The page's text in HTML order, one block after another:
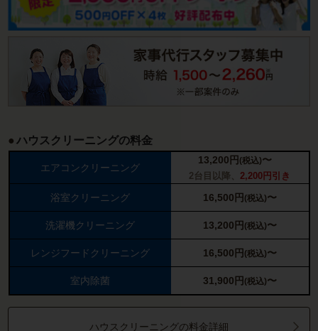
ハウスクリーニングの料金
エアコンクリーニング
13,200 円 (税込)〜
2台目以降、 2,200円引き
浴室クリーニング 16,500 円 (税込)〜
洗濯機クリーニング 13,200 円 (税込)〜
レンジフードクリーニング 16,500 円 (税込)〜
室内除菌 31,900 円 (税込)〜
ハウスクリーニングの料金詳細